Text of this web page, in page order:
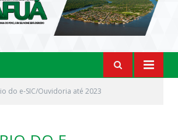
do e-SIC/Ouvidoria até 2023